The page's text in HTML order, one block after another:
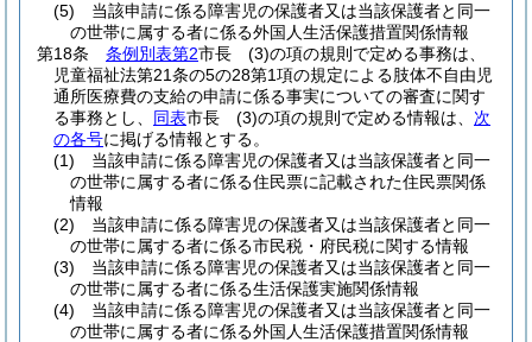
(5)
当該申請に係る障害児の保護者又は当該保護者と同一
の世帯に属する者に係る外国人生活保護措置関係情報
第18条
条例別表第2市長 (3)の項の規則で定める事務は、
児童福祉法第21条の5の28第1項の規定による肢体不自由児
通所医療費の支給の申請に係る事実についての審査に関す
る事務とし、 同表市長 (3)の項の規則で定める情報は、 次
の各号に掲げる情報とする。
(1)
当該申請に係る障害児の保護者又は当該保護者と同一
の世帯に属する者に係る住民票に記載された住民票関係
情報
(2)
当該申請に係る障害児の保護者又は当該保護者と同一
の世帯に属する者に係る市民税・府民税に関する情報
(3)
当該申請に係る障害児の保護者又は当該保護者と同一
の世帯に属する者に係る生活保護実施関係情報
(4)
当該申請に係る障害児の保護者又は当該保護者と同一
の世帯に属する者に係る外国人生活保護措置関係情報